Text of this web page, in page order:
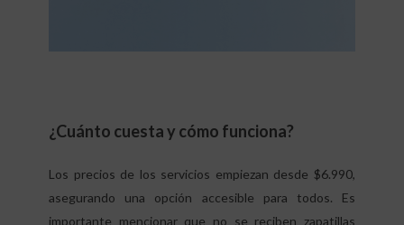
¿Cuánto cuesta y cómo funciona?
Los precios de los servicios empiezan desde $6.990,
asegurando una opción accesible para todos. Es
importante mencionar que no se reciben zapatillas